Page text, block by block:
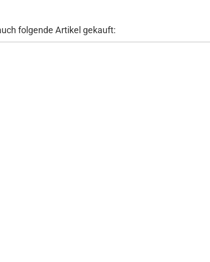
folgende Artikel gekauft: